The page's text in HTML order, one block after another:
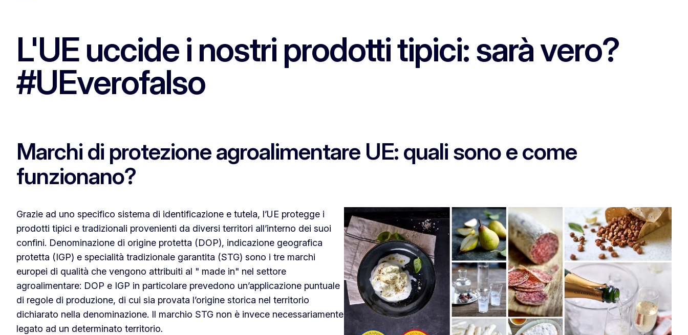
L'UE uccide i nostri prodotti tipici: sarà vero?
#UEverofalso
Marchi di protezione agroalimentare UE: quali sono e come
funzionano?
Grazie ad uno specifico sistema di identificazione e tutela, l’UE protegge i
prodotti tipici e tradizionali provenienti da diversi territori all’interno dei suoi
confini. Denominazione di origine protetta (DOP), indicazione geografica
protetta (IGP) e specialità tradizionale garantita (STG) sono i tre marchi
europei di qualità che vengono attribuiti al " made in" nel settore
agroalimentare: DOP e IGP in particolare prevedono un’applicazione puntuale
di regole di produzione, di cui sia provata l’origine storica nel territorio
dichiarato nella denominazione. Il marchio STG non è invece necessariamente
legato ad un determinato territorio.